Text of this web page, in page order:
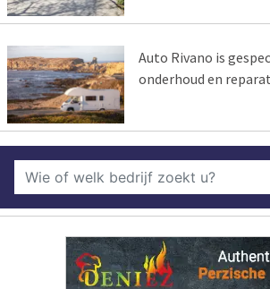
Auto Rivano is
onderhoud en